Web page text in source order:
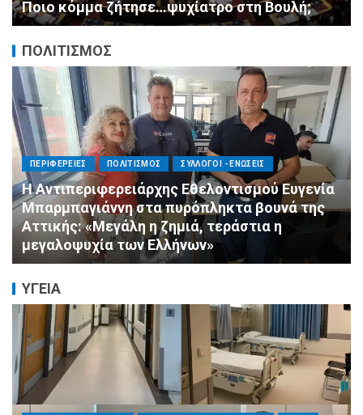
αυστηρές εντολές
ΠΟΛΙΤΙΣΜΟΣ
ΠΟΛΙΤΙΣΜΟΣ ΣΥΛΛΟΓΟΙ - ΕΝΩΣΕΙΣ
Άμεση κινητοποίηση της Ειδικής Ομάδας
Αλληλεγγύης (Ε.Ο.Α.) για τους πυροσβέστες
στο Πόρτο Γερμενό
ΥΓΕΙΑ